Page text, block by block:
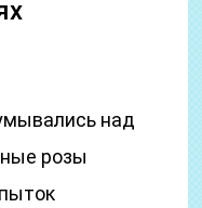
над
розы